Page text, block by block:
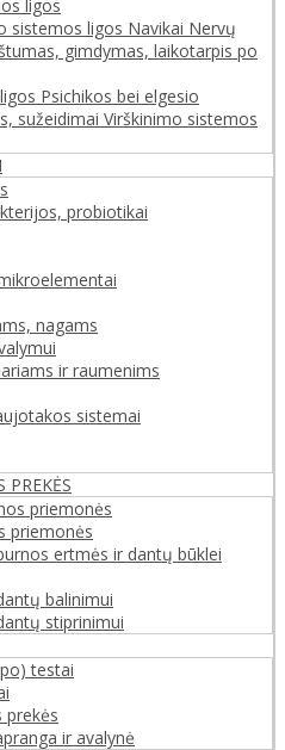
ligos
sistemos ligos Navikai Nervų
gimdymas, laikotarpis po
Psichikos bei elgesio
sužeidimai Virškinimo sistemos
probiotikai
nagams
ir raumenims
sistemai
priemonės
priemonės
ertmės ir dantų būklei
balinimui
stiprinimui
testai
prekės
ir avalynė